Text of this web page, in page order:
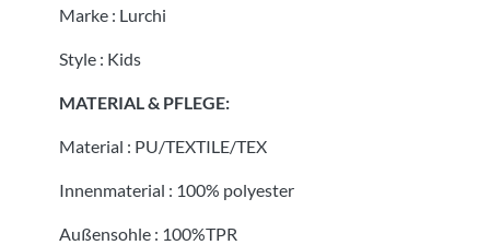
Marke : Lurchi
Style : Kids
MATERIAL & PFLEGE:
Material : PU/TEXTILE/TEX
Innenmaterial : 100% polyester
Außensohle : 100%TPR